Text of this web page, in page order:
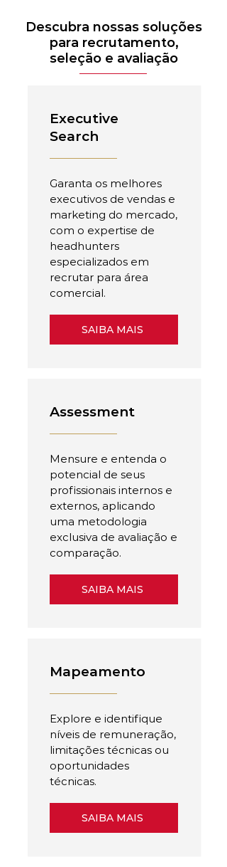
Descubra nossas soluções
para recrutamento,
seleção e avaliação
Executive
Search
Garanta os melhores
executivos de vendas e
marketing do mercado,
com o expertise de
headhunters
especializados em
recrutar para área
comercial.
SAIBA MAIS
Assessment
Mensure e entenda o
potencial de seus
profissionais internos e
externos, aplicando
uma metodologia
exclusiva de avaliação e
comparação.
SAIBA MAIS
Mapeamento
Explore e identifique
níveis de remuneração,
limitações técnicas ou
oportunidades
técnicas.
SAIBA MAIS